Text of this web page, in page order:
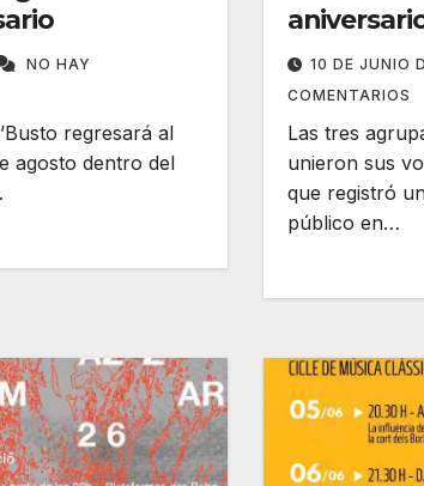
NO HAY
regresará al
agosto dentro del
10 DE JUNIO
COMENTARIOS
Las tres
unieron sus
que registró
público en…